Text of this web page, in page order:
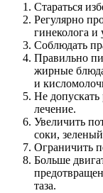
Стараться
Регулярно
гинеколога и
Соблюдать
Правильно
жирные
и
Не допускать
лечение.
Увеличить
соки,
Ограничить
Больше
таза.